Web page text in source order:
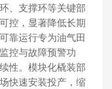
、支撑环等关键部
控，显著降低长期
靠运行专为油气田
控与故障预警功
性。模块化橇装部
快速安装投产，缩